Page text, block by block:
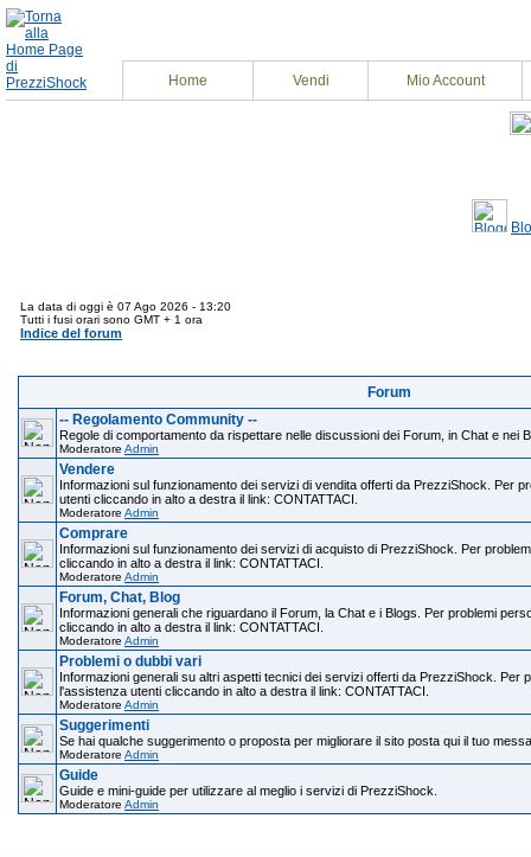
Home Vendi Mio Account
La data di oggi è 07 Ago 2026 - 13:20
Tutti i fusi orari sono GMT + 1 ora
Indice del forum
Forum
-- Regolamento Community --
Regole di comportamento da rispettare nelle discussioni dei Forum, in Chat e nei
Moderatore Admin
Vendere
Informazioni sul funzionamento dei servizi di vendita offerti da PrezziShock. Per
utenti cliccando in alto a destra il link: CONTATTACI.
Moderatore Admin
Comprare
Informazioni sul funzionamento dei servizi di acquisto di PrezziShock. Per
cliccando in alto a destra il link: CONTATTACI.
Moderatore Admin
Forum, Chat, Blog
Informazioni generali che riguardano il Forum, la Chat e i Blogs. Per problemi
cliccando in alto a destra il link: CONTATTACI.
Moderatore Admin
Problemi o dubbi vari
Informazioni generali su altri aspetti tecnici dei servizi offerti da PrezziShock. Per
l'assistenza utenti cliccando in alto a destra il link: CONTATTACI.
Moderatore Admin
Suggerimenti
Se hai qualche suggerimento o proposta per migliorare il sito posta qui il tuo
Moderatore Admin
Guide
Guide e mini-guide per utilizzare al meglio i servizi di PrezziShock.
Moderatore Admin